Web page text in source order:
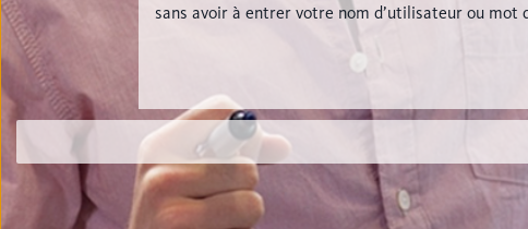
sans avoir à entrer votre nom d’utilisateur ou mot